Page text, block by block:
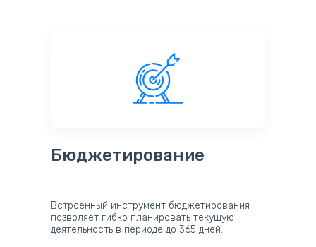
Бюджетирование
Встроенный инструмент бюджетирования
позволяет гибко планировать текущую
деятельность в периоде до 365 дней.